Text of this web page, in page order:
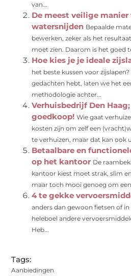
van...
De meest veilige manier
watersnijden Bepaalde
bewerken, zeker als het
moet zien. Daarom is het goed
Hoe kies je je ideale
het beste kussen voor
gedachten hebt, laten we het
methodologie achter...
Verhuisbedrijf Den
goedkoop! Wie gaat
kosten zijn om zelf een
te verhuizen, maar dat kan ook
Betaalbare en
op het kantoor De
kantoor kiest moet strak, slim
maar toch mooi genoeg om
4 te gekke
anders dan gewoon fietsen of in
heleboel andere
Heb...
Tags:
Aanbiedingen